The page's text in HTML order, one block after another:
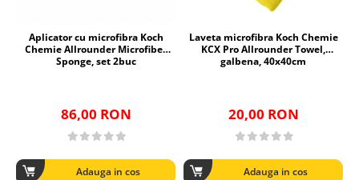
Aplicator cu microfibra Koch
Chemie Allrounder Microfiber
Sponge, set 2buc
86,00 RON
Adauga in cos
Laveta microfibra Koch Chemie
KCX Pro Allrounder Towel,
galbena, 40x40cm
20,00 RON
Adauga in cos